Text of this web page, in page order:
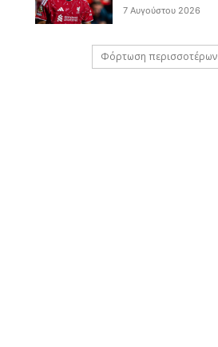
7 Αυγούστου 2026
Φόρτωση περισσοτέρων